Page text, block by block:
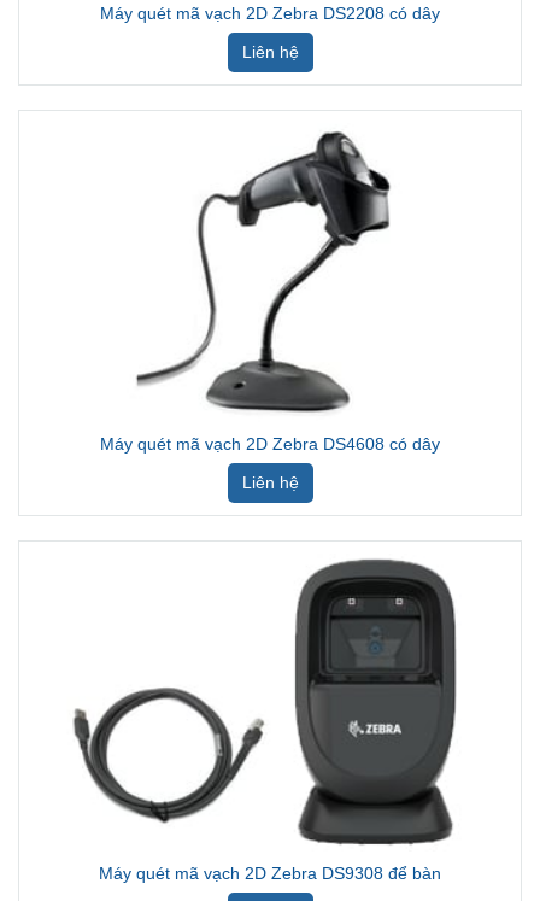
Máy quét mã vạch 2D Zebra DS2208 có dây
Liên hệ
Máy quét mã vạch 2D Zebra DS4608 có dây
Liên hệ
Máy quét mã vạch 2D Zebra DS9308 để bàn